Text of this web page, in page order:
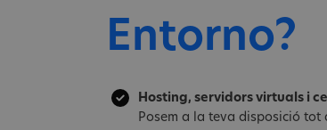
Entorno?
Hosting, servidors virtuals i
Posem a la teva disposició